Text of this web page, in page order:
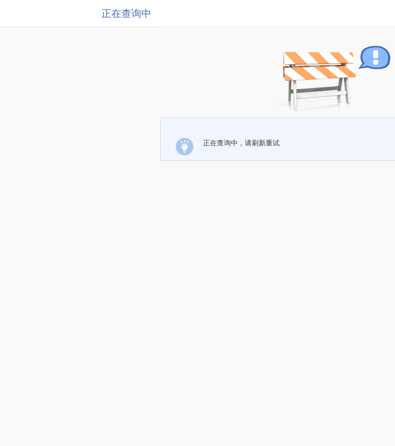
正在查询中
正在查询中，请刷新重试